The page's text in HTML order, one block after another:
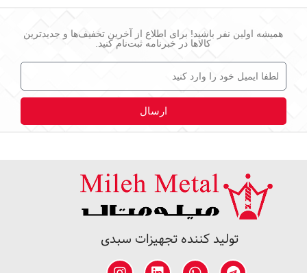
همیشه اولین نفر باشید! برای اطلاع از آخرین تخفیف‌ها و جدیدترین
کالاها در خبرنامه ثبت‌نام کنید.
ارسال
تولید کننده تجهیزات سبدی